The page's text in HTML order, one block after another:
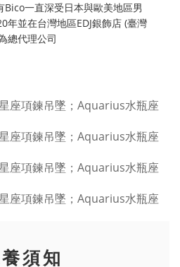
一直深受日本與歐美地區男
年並在台灣地區EDJ銀飾店 (臺灣
總代理公司
須知